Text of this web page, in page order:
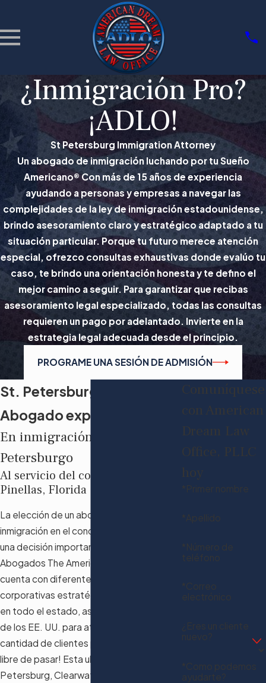
¿Inmigración Pro?
¡ADLO!
St Petersburg Immigration Attorney
Un abogado de inmigración luchando por tu Sueño
Americano® Con más de 15 años de experiencia
ayudando a personas y empresas a navegar las
complejidades de la ley de inmigración estadounidense,
brindo asesoramiento claro y estratégico adaptado a tu
situación particular. Porque tu futuro merece atención
especial, ofrezco consultas exhaustivas donde evalúo tu
caso, te brindo una orientación honesta y te defino el
mejor camino a seguir. Para garantizar que recibas
asesoramiento legal especializado, todas las consultas
requieren un pago por adelantado. Invierte en la
estrategia legal adecuada desde el principio.
PROGRAME UNA SESIÓN DE ADMISIÓN
St. Petersburg
Abogado experto
En inmigración de San
Petersburgo
Al servicio del condado de
Pinellas, Florida
La elección de un abogado experto en
inmigración en el condado de Pinellas es
una decisión importante. El Bufete de
Abogados The American Dream®™, PLLC
cuenta con diferentes sedes
corporativas estratégicamente ubicadas
en todo el estado, así como en la capital
de los EE. UU. para atender a la mayor
cantidad de clientes posible. ¡Siéntase
libre de pasar! Esta ubicación sirve a St.
Petersburg, Clearwater y el área
Comuníquese
con American
Dream Law
Office, PLLC
hoy
*Primer nombre
*Apellido
*Número de
teléfono
*Correo
electrónico
¿Eres un cliente
nuevo?
*Como podemos
ayudarte?